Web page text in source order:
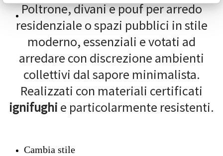
Poltrone, divani e pouf per arredo
residenziale o spazi pubblici in stile
moderno, essenziali e votati ad
arredare con discrezione ambienti
collettivi dal sapore minimalista.
Realizzati con materiali certificati
ignifughi e particolarmente resistenti.
Cambia stile